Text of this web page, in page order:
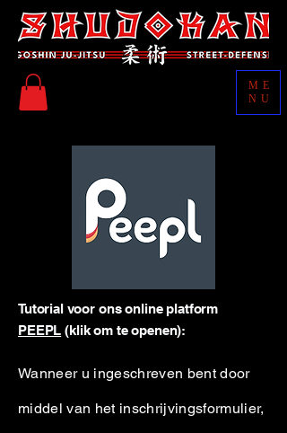
ME
NU
Tutorial voor ons online platform
PEEPL (klik om te openen):
​Wanneer u ingeschreven bent door
middel van het inschrijvingsformulier,